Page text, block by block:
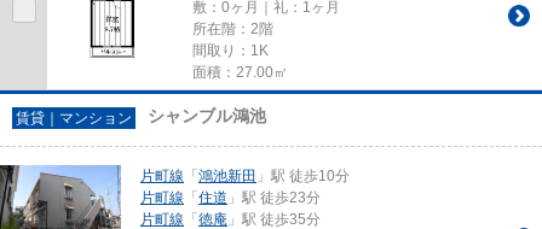
敷：0ヶ月｜礼：1ヶ月
所在階：2階
間取り：1K
面積：27.00㎡
賃貸｜マンション シャンブル鴻池
片町線 「 鴻池新田 」駅 徒歩10分
片町線 「 住道 」駅 徒歩23分
片町線 「 徳庵 」駅 徒歩35分